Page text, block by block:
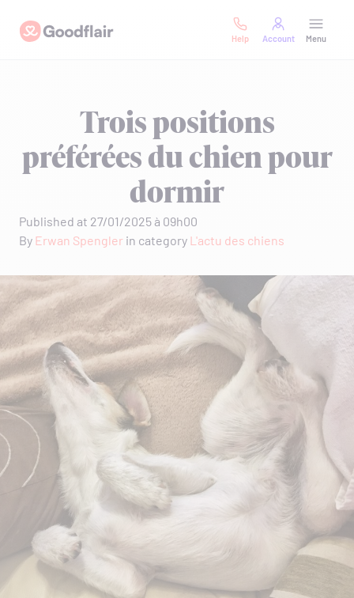
content
Goodflair
Help Account Menu
Trois positions
préférées du chien pour
dormir
Published at 27/01/2025 à 09h00
By Erwan Spengler in category L'actu des chiens